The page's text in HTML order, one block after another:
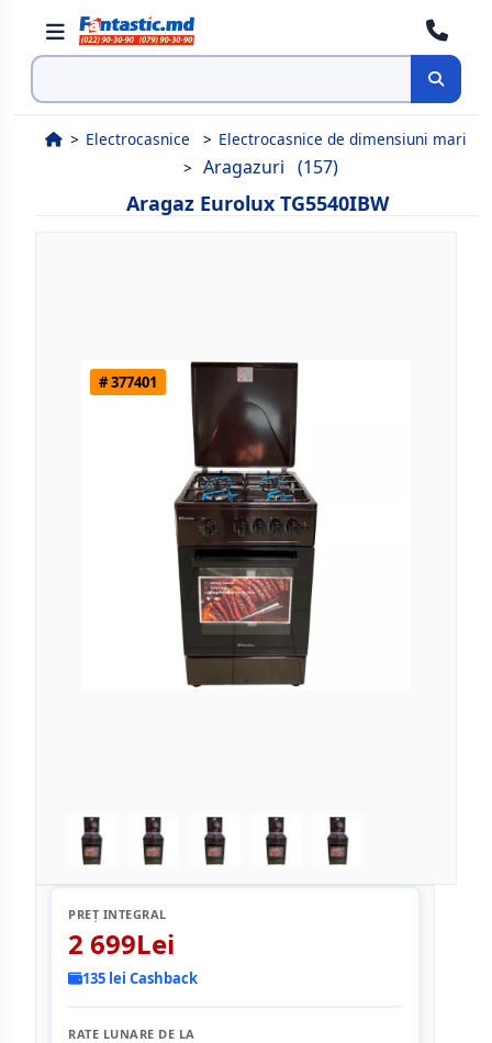
Cauta
Electrocasnice Electrocasnice de dimensiuni mari
Aragazuri (157)
Aragaz Eurolux TG5540IBW
# 377401
PREȚ INTEGRAL
2 699Lei
135 lei Cashback
RATE LUNARE DE LA